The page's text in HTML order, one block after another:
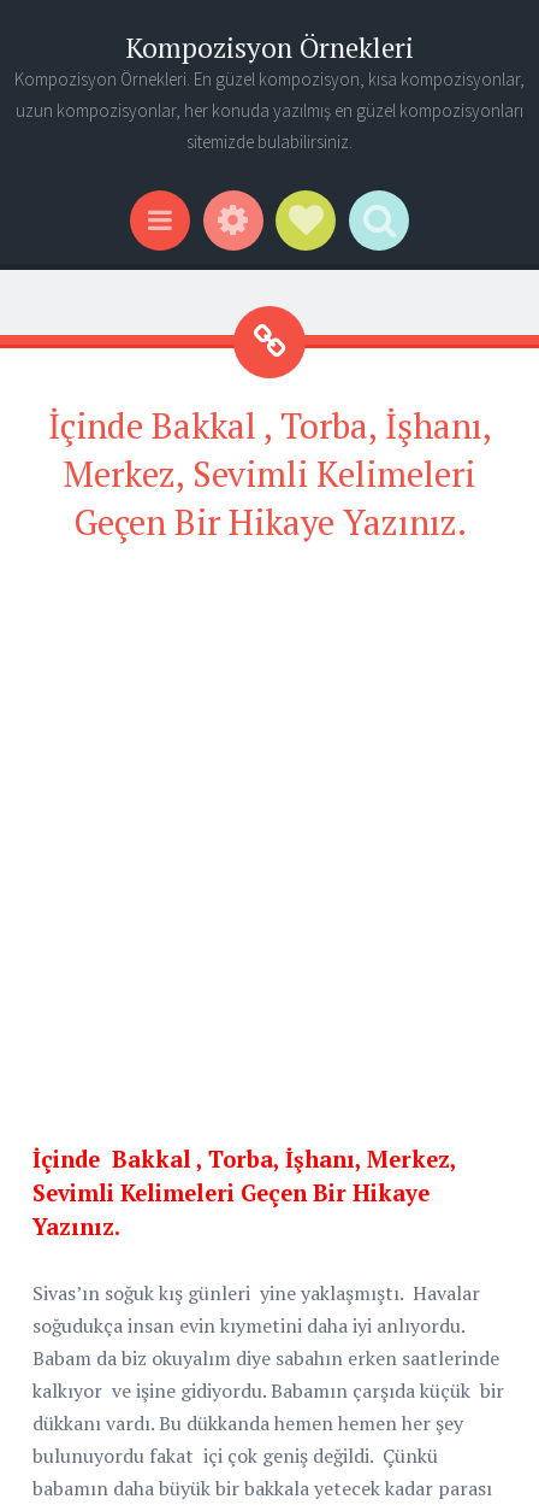
Kompozisyon Örnekleri
Kompozisyon Örnekleri. En güzel kompozisyon, kısa kompozisyonlar,
uzun kompozisyonlar, her konuda yazılmış en güzel kompozisyonları
sitemizde bulabilirsiniz.
Menu WidgetsSocial Links
Search
İçinde Bakkal , Torba, İşhanı,
Merkez, Sevimli Kelimeleri
Geçen Bir Hikaye Yazınız.
İçinde Bakkal , Torba, İşhanı, Merkez,
Sevimli Kelimeleri Geçen Bir Hikaye
Yazınız.
Sivas’ın soğuk kış günleri yine yaklaşmıştı. Havalar
soğudukça insan evin kıymetini daha iyi anlıyordu.
Babam da biz okuyalım diye sabahın erken saatlerinde
kalkıyor ve işine gidiyordu. Babamın çarşıda küçük bir
dükkanı vardı. Bu dükkanda hemen hemen her şey
bulunuyordu fakat içi çok geniş değildi. Çünkü
babamın daha büyük bir bakkala yetecek kadar parası